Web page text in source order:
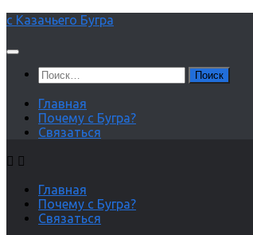
Перейти
содержимому
с Казачьего Бугра
Найти:
Главная
Почему с Бугра?
Связаться
Главная
Почему с Бугра?
Связаться